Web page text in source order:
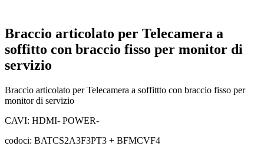
Braccio articolato per Telecamera a
soffitto con braccio fisso per monitor di
servizio
Braccio articolato per Telecamera a soffittto con braccio fisso per
monitor di servizio
CAVI: HDMI- POWER-
codoci: BATCS2A3F3PT3 + BFMCVF4